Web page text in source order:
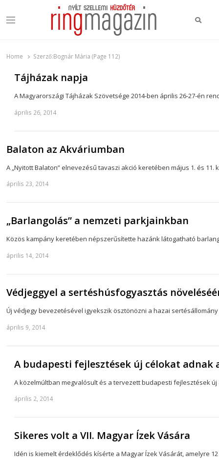
Menu
Home Szerző:Bognár Mária (Page 112)
Tájházak napja
A Magyarországi Tájházak Szövetsége 2014-ben április 26-27-én
április 26, 2014
Balaton az Akváriumban
A „Nyitott Balaton” elnevezésű tavaszi akció keretében május 1. és
április 23, 2014
„Barlangolás” a nemzeti parkjainkban
Közös kampány keretében népszerűsítette hazánk látogatható
április 14, 2014
Védjeggyel a sertéshúsfogyasztás
Új védjegy bevezetésével igyekszik ösztönözni a hazai
április 9, 2014
A budapesti fejlesztések új célokat adnak
A közelmúltban megvalósult és a tervezett budapesti fejlesztések
április 2, 2014
Sikeres volt a VII. Magyar Ízek Vására
Idén is kiemelt érdeklődés kísérte a Magyar Ízek Vásárát, amelyre